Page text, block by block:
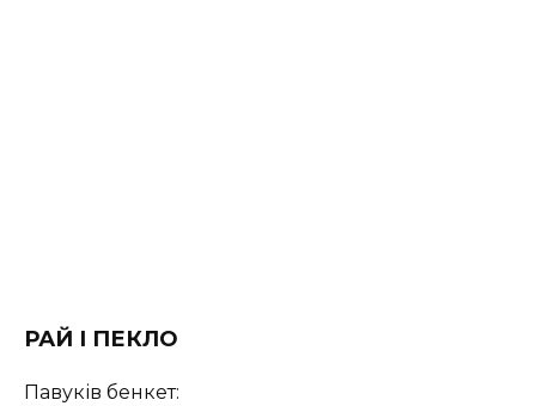
РАЙ І ПЕКЛО
Павуків бенкет: